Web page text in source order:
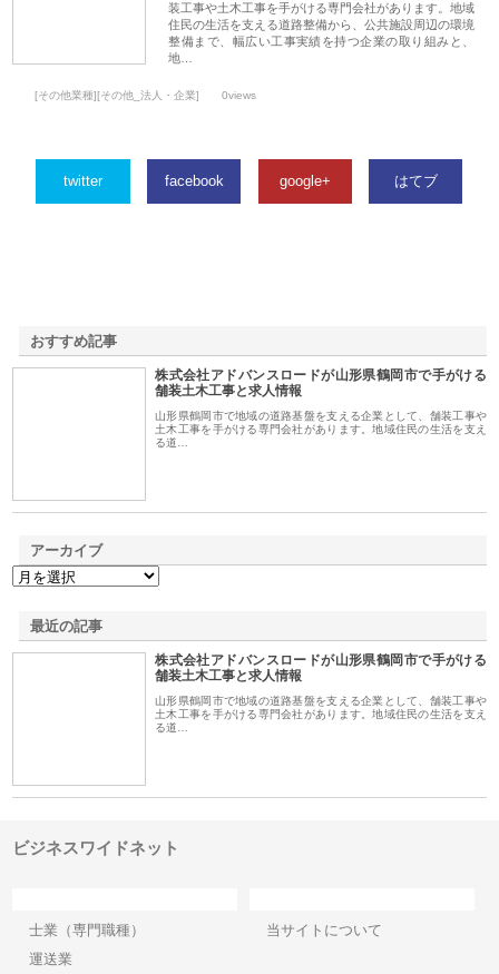
装工事や土木工事を手がける専門会社があります。地域
住民の生活を支える道路整備から、公共施設周辺の環境
整備まで、幅広い工事実績を持つ企業の取り組みと、
地…
[その他業種][その他_法人・企業] 0views
twitter facebook google+ はてブ
おすすめ記事
株式会社アドバンスロードが山形県鶴岡市で手がける
舗装土木工事と求人情報
山形県鶴岡市で地域の道路基盤を支える企業として、舗装工事や
土木工事を手がける専門会社があります。地域住民の生活を支え
る道…
アーカイブ
最近の記事
株式会社アドバンスロードが山形県鶴岡市で手がける
舗装土木工事と求人情報
山形県鶴岡市で地域の道路基盤を支える企業として、舗装工事や
土木工事を手がける専門会社があります。地域住民の生活を支え
る道…
ビジネスワイドネット
士業（専門職種）
運送業
当サイトについて